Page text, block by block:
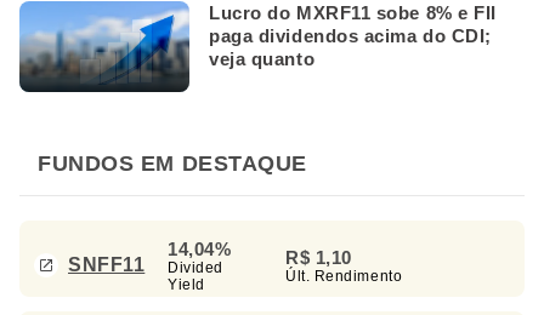
Lucro do MXRF11 sobe 8% e FII
paga dividendos acima do CDI;
veja quanto
FUNDOS EM DESTAQUE
SNFF11
14,04%
Divided
Yield
R$ 1,10
Últ. Rendimento